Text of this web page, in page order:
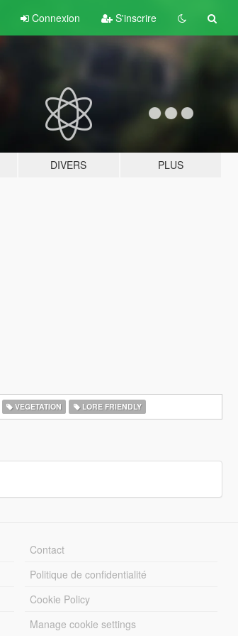
Connexion S'inscrire
DIVERS PLUS
VEGETATION LORE FRIENDLY
Contact
Politique de confidentialité
Cookie Policy
Manage cookie settings